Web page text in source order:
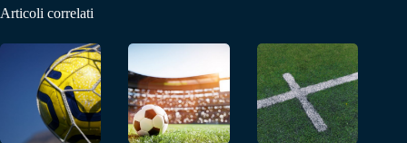
Articoli correlati